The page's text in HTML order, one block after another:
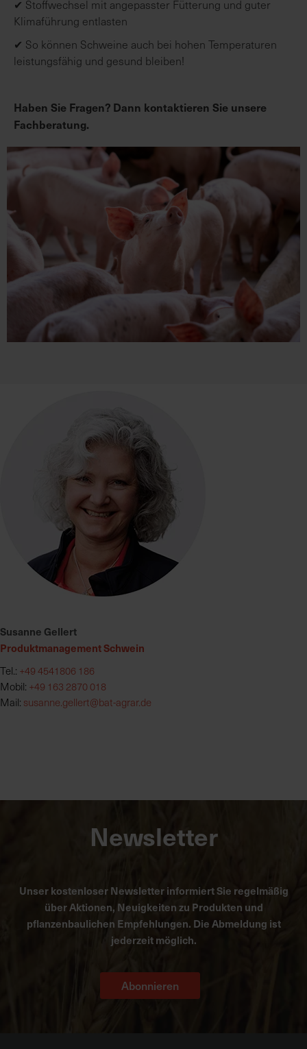
✔ Stoffwechsel mit angepasster Fütterung und guter
Klimaführung entlasten
✔ So können Schweine auch bei hohen Temperaturen
leistungsfähig und gesund bleiben!
Haben Sie Fragen? Dann kontaktieren Sie unsere
Fachberatung.
Susanne Gellert
Produktmanagement Schwein
Tel.: +49 4541806 186
Mobil: +49 163 2870 018
Mail: susanne.gellert@bat-agrar.de
Newsletter
Unser kostenloser Newsletter informiert Sie regelmäßig
über Aktionen, Neuigkeiten zu Produkten und
pflanzenbaulichen Empfehlungen. Die Abmeldung ist
jederzeit möglich.
Abonnieren